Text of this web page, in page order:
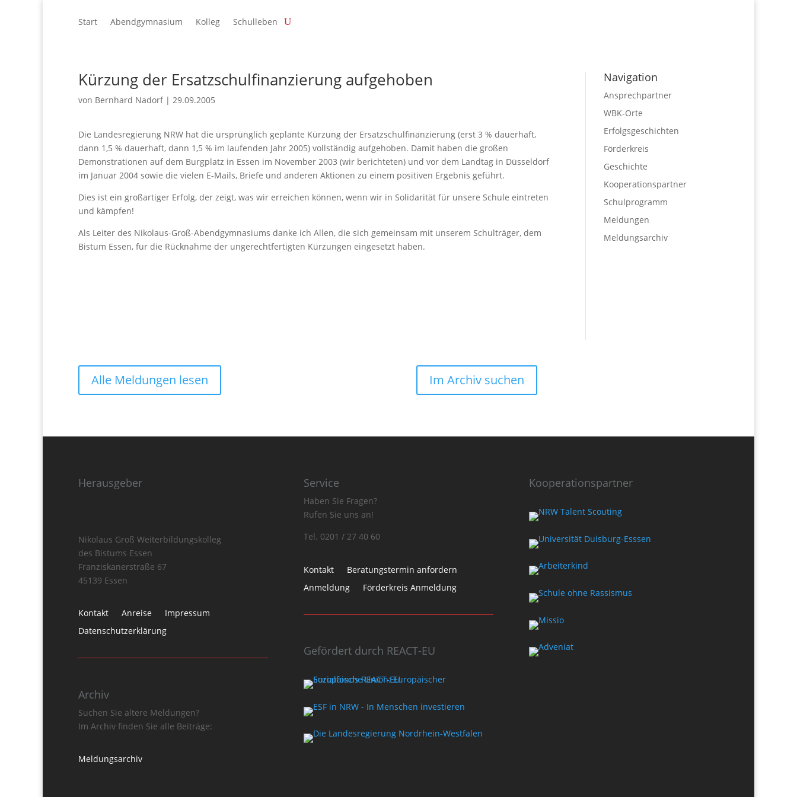
Start Abendgymnasium Kolleg Schulleben
Kürzung der Ersatzschulfinanzierung aufgehoben
von Bernhard Nadorf| 29.09.2005
Die Landesregierung NRW hat die ursprünglich geplante Kürzung der Ersatzschulfinanzierung (erst 3 % dauerhaft,
dann 1,5 % dauerhaft, dann 1,5 % im laufenden Jahr 2005) vollständig aufgehoben. Damit haben die großen
Demonstrationen auf dem Burgplatz in Essen im November 2003 (wir berichteten) und vor dem Landtag in Düsseldorf
im Januar 2004 sowie die vielen E-Mails, Briefe und anderen Aktionen zu einem positiven Ergebnis geführt.
Dies ist ein großartiger Erfolg, der zeigt, was wir erreichen können, wenn wir in Solidarität für unsere Schule eintreten
und kämpfen!
Als Leiter des Nikolaus-Groß-Abendgymnasiums danke ich Allen, die sich gemeinsam mit unserem Schulträger, dem
Bistum Essen, für die Rücknahme der ungerechtfertigten Kürzungen eingesetzt haben.
Navigation
Ansprechpartner
WBK-Orte
Erfolgsgeschichten
Förderkreis
Geschichte
Kooperationspartner
Schulprogramm
Meldungen
Meldungsarchiv
Alle Meldungen lesen Im Archiv suchen
Herausgeber
Nikolaus Groß Weiterbildungskolleg
des Bistums Essen
Franziskanerstraße 67
45139 Essen
Kontakt Anreise
Impressum
Datenschutzerklärung
Archiv
Suchen Sie ältere Meldungen?
Im Archiv finden Sie alle Beiträge:
Meldungsarchiv
Service
Haben Sie Fragen?
Rufen Sie uns an!
Tel. 0201 / 27 40 60
Kontakt
Beratungstermin anfordern
Anmeldung
Förderkreis Anmeldung
Gefördert durch REACT-EU
Kooperationspartner